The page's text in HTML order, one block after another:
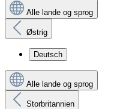
Alle lande og sprog
Østrig
Deutsch
Alle lande og sprog
Storbritannien